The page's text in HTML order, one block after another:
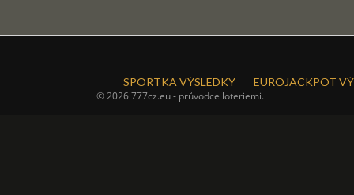
SPORTKA VÝSLEDKY EUROJACKPOT
© 2026 777cz.eu - průvodce loteriemi.